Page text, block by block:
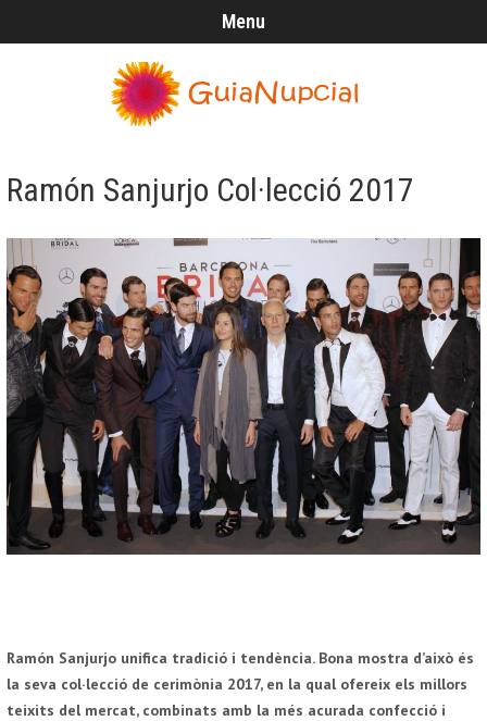
Menu
Ramón Sanjurjo Col·lecció 2017
Ramón Sanjurjo unifica tradició i tendència. Bona mostra d’això és
la seva col·lecció de cerimònia 2017, en la qual ofereix els millors
teixits del mercat, combinats amb la més acurada confecció i